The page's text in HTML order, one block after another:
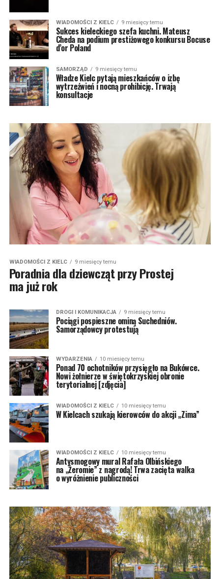
WIADOMOŚCI Z KIELC 9 miesięcy temu
Sukces kieleckiego szefa kuchni. Mateusz
Cheda na podium prestiżowego konkursu Bocuse
d’or Poland
SAMORZĄD 9 miesięcy temu
Władze Kielc pytają mieszkańców o izbę
wytrzeźwień i nocną prohibicję. Trwają
konsultacje
WIADOMOŚCI Z KIELC 9 miesięcy temu
Poradnia dla dziewcząt przy Prostej
ma już rok
DROGI I KOMUNIKACJA 9 miesięcy temu
Pociągi pospieszne ominą Suchedniów.
Samorządowcy protestują
WYDARZENIA 10 miesięcy temu
Ponad 70 ochotników przysięgło na Bukówce.
Nowi żołnierze w świętokrzyskiej obronie
terytorialnej [zdjęcia]
WIADOMOŚCI Z KIELC 10 miesięcy temu
W Kielcach szukają kierowców do akcji „Zima”
WIADOMOŚCI Z KIELC 10 miesięcy temu
Antysmogowy mural Rafała Olbińskiego
na „Żeromie” z nagrodą! Trwa zacięta walka
o wyróżnienie publiczności